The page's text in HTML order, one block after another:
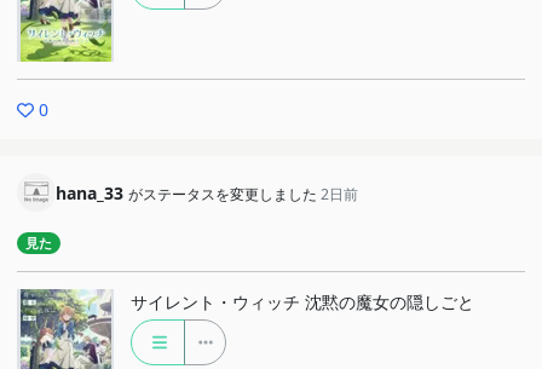
0
hana_33 がステータスを変更しました 2日前
見た
サイレント・ウィッチ 沈黙の魔女の隠しごと